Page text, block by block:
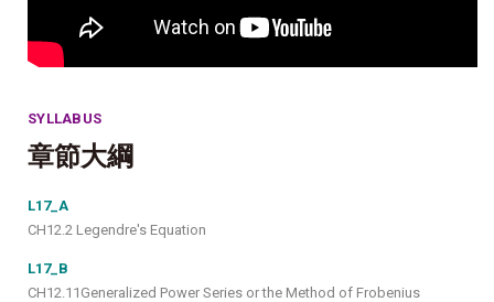
SYLLABUS
章節大綱
L17_A
CH12.2 Legendre's Equation
L17_B
CH12.11Generalized Power Series or the Method of Frobenius